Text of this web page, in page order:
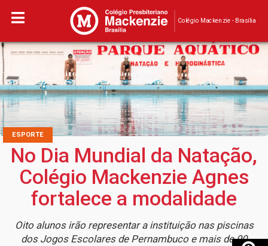
Colégio Mackenzie - Brasília
ESPORTE
No Dia Mundial da Natação,
Colégio Mackenzie Agnes
fortalece a modalidade
Oito alunos irão representar a instituição nas piscinas
dos Jogos Escolares de Pernambuco e mais de 90